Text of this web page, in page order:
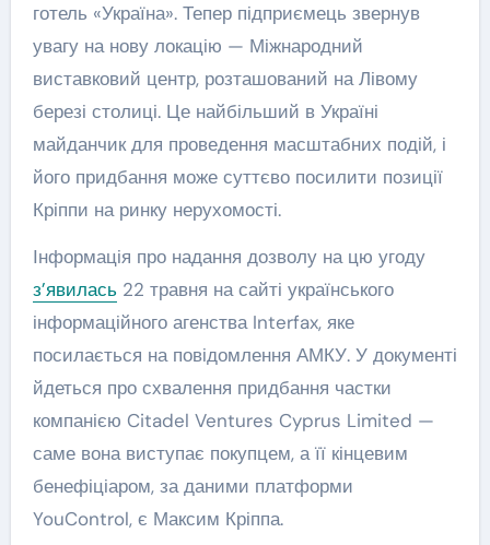
готель «Україна». Тепер підприємець звернув
увагу на нову локацію — Міжнародний
виставковий центр, розташований на Лівому
березі столиці. Це найбільший в Україні
майданчик для проведення масштабних подій, і
його придбання може суттєво посилити позиції
Кріппи на ринку нерухомості.
Інформація про надання дозволу на цю угоду
з’явилась22 травня на сайті українського
інформаційного агенства Interfax, яке
посилається на повідомлення АМКУ. У документі
йдеться про схвалення придбання частки
компанією Citadel Ventures Cyprus Limited —
саме вона виступає покупцем, а її кінцевим
бенефіціаром, за даними платформи
YouControl, є Максим Кріппа.